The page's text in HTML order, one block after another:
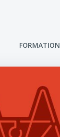
FORMATION